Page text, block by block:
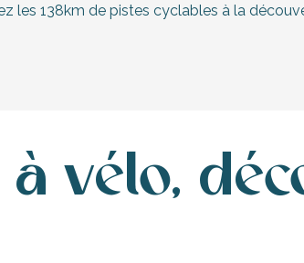
les 138km de pistes cyclables à la
vélo,